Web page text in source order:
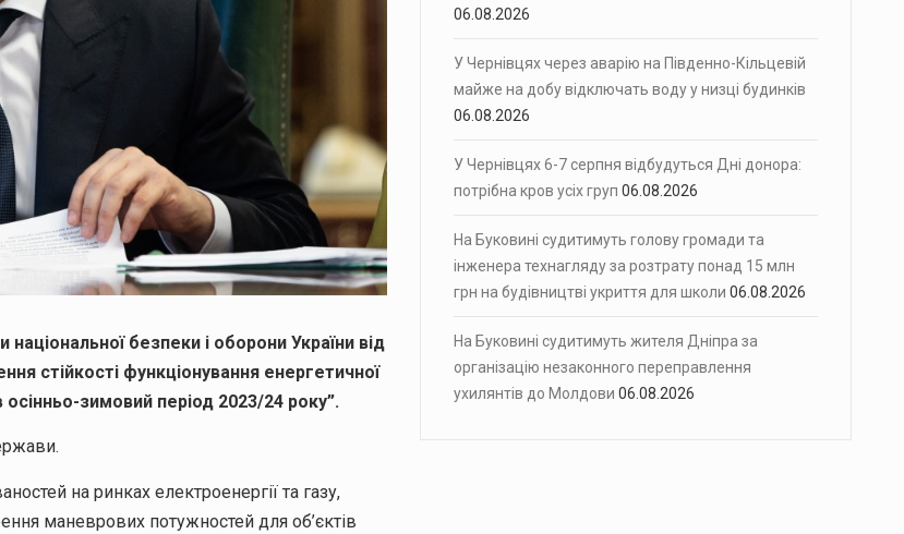
безпеки і оборони України від
стійкості функціонування енергетичної
зимовий період 2023/24 року”.
на ринках електроенергії та газу,
маневрових потужностей для об’єктів
06.08.2026
У Чернівцях через аварію на Південно-Кільцевій
майже на добу відключать воду у низці будинків
06.08.2026
У Чернівцях 6-7 серпня відбудуться Дні донора:
потрібна кров усіх груп 06.08.2026
На Буковині судитимуть голову громади та
інженера технагляду за розтрату понад 15 млн
грн на будівництві укриття для школи 06.08.2026
На Буковині судитимуть жителя Дніпра за
організацію незаконного переправлення
ухилянтів до Молдови 06.08.2026